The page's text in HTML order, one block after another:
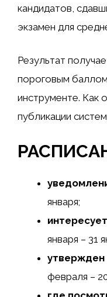
кандидатов,
экзамен для
Результат
пороговым
инструменте. Как
публикации
января;
января – 31
утвержден
февраля –